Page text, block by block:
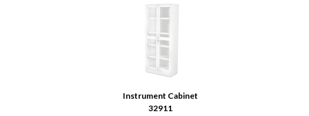
Instrument Cabinet
32911